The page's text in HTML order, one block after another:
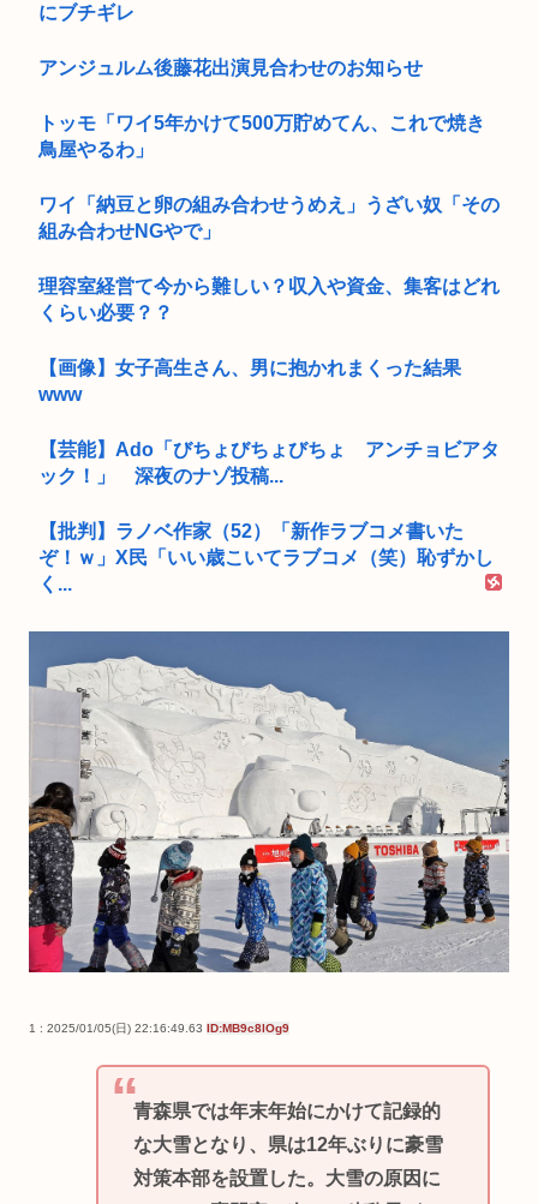
にブチギレ
アンジュルム後藤花出演見合わせのお知らせ
トッモ「ワイ5年かけて500万貯めてん、これで焼き
鳥屋やるわ」
ワイ「納豆と卵の組み合わせうめえ」うざい奴「その
組み合わせNGやで」
理容室経営て今から難しい？収入や資金、集客はどれ
くらい必要？？
【画像】女子高生さん、男に抱かれまくった結果
www
【芸能】Ado「びちょびちょびちょ アンチョビアタ
ック！」 深夜のナゾ投稿...
【批判】ラノベ作家（52）「新作ラブコメ書いた
ぞ！ｗ」X民「いい歳こいてラブコメ（笑）恥ずかし
く...
1 : 2025/01/05(日) 22:16:49.63 ID:MB9c8lOg9
青森県では年末年始にかけて記録的
な大雪となり、県は12年ぶりに豪雪
対策本部を設置した。大雪の原因に